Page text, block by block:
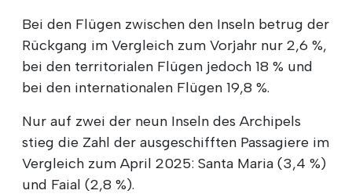
Bei den Flügen zwischen den Inseln betrug der
Rückgang im Vergleich zum Vorjahr nur 2,6 %,
bei den territorialen Flügen jedoch 18 % und
bei den internationalen Flügen 19,8 %.
Nur auf zwei der neun Inseln des Archipels
stieg die Zahl der ausgeschifften Passagiere im
Vergleich zum April 2025: Santa Maria (3,4 %)
und Faial (2,8 %).